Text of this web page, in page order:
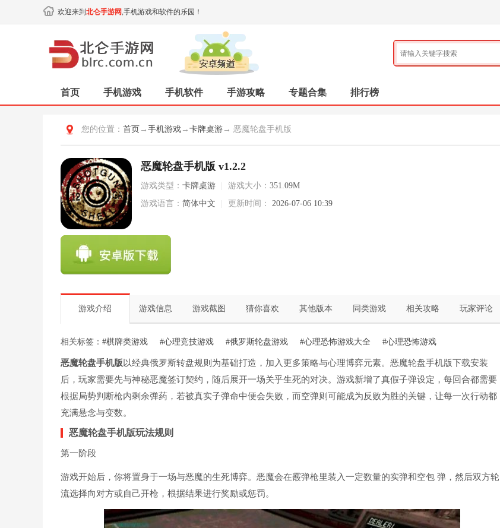
欢迎来到 北仑手游网,手机游戏和软件的乐园！
首页 手机游戏 手机软件 手游攻略 专题合集 排行榜
您的位置： 首页 → 手机游戏 → 卡牌桌游 → 恶魔轮盘手机版
恶魔轮盘手机版 v1.2.2
游戏类型： 卡牌桌游 游戏大小： 351.09M
游戏语言： 简体中文 更新时间： 2026-07-06 10:39
游戏介绍 游戏信息 游戏截图 猜你喜欢 其他版本 同类游戏 相关攻略 玩家评论
相关标签： #棋牌类游戏 #心理竞技游戏 #俄罗斯轮盘游戏 #心理恐怖游戏大全 #心理恐怖游戏
恶魔轮盘手机版以经典俄罗斯转盘规则为基础打造，加入更多策略与心理博弈元素。恶魔轮盘手机版下载安装
后，玩家需要先与神秘恶魔签订契约，随后展开一场关乎生死的对决。游戏新增了真假子弹设定，每回合都需要
根据局势判断枪内剩余弹药，若被真实子弹命中便会失败，而空弹则可能成为反败为胜的关键，让每一次行动都
充满悬念与变数。
恶魔轮盘手机版玩法规则
第一阶段
游戏开始后，你将置身于一场与恶魔的生死博弈。恶魔会在霰弹枪里装入一定数量的实弹和空包 弹，然后双方轮
流选择向对方或自己开枪，根据结果进行奖励或惩罚。